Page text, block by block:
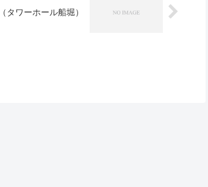
タワーホール船堀）